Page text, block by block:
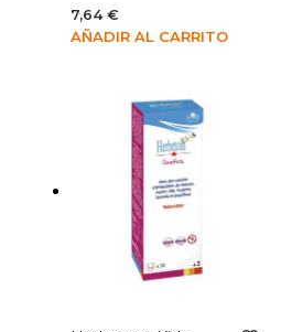
7,64€
AÑADIR AL CARRITO